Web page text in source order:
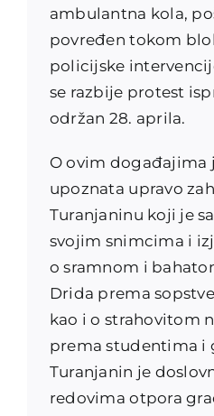
ambulantna kola,
povređen tokom
policijske
se razbije protest
održan 28. aprila.
O ovim događajima
upoznata upravo
Turanjaninu koji je
svojim snimcima i
o sramnom i
Drida prema
kao i o strahovitom
prema studentima i
Turanjanin je
redovima otpora